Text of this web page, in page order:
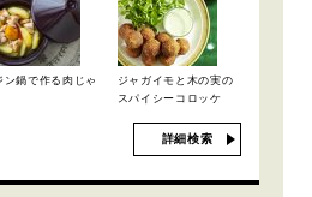
ン鍋で作る肉じゃ
ジャガイモと木の実の
スパイシーコロッケ
詳細検索